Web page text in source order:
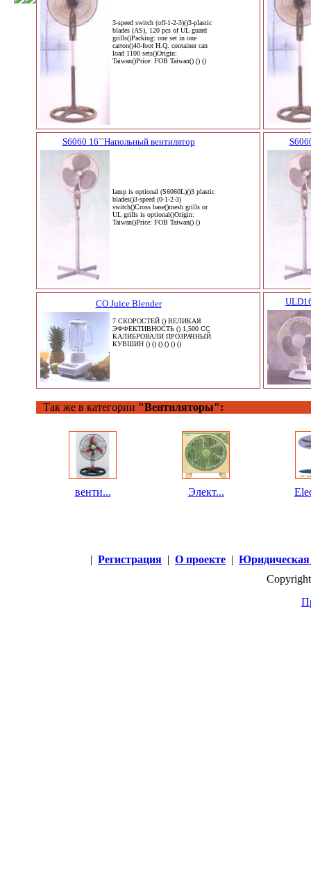
3-speed switch (off-1-2-3)()3-plastic
blades (AS), 120 pcs of UL guard
grills()Packing: one set in one
carton()40-foot H.Q. container can
load 1100 sets()Origin:
Taiwan()Price: FOB Taiwan() () ()
S6060 16``Напольный вентилятор
lamp is optional (S6060L)()3 plastic
blades()3-speed (0-1-2-3)
switch()Cross base()mesh grills or
UL grills is optional()Origin:
Taiwan()Price: FOB Taiwan() ()
СО Juice Blender
7 СКОРОСТЕЙ () ВЕЛИКАЯ
ЭФФЕКТИВНОСТЬ () 1,500 CC
КАЛИБРОВАЛИ ПРОЗРАЧНЫЙ
КУВШИН () () () () () ()
Так же в категории "Вентиляторы":
венти... Элект...
| Регистрация | О проекте |